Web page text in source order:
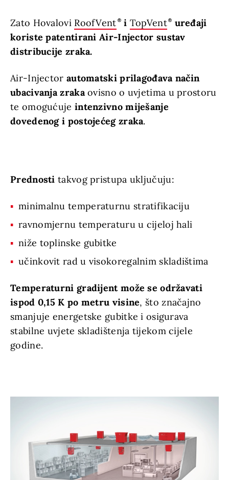
Zato Hovalovi RoofVent i TopVent
uređaji
koriste patentirani Air-Injector sustav
distribucije zraka.
Air-Injector automatski prilagođava način
ubacivanja zrakaovisno o uvjetima u prostoru
te omogućuje intenzivno miješanje
dovedenog i postojećeg zraka.
Prednosti takvog pristupa uključuju:
minimalnu temperaturnu stratifikaciju
ravnomjernu temperaturu u cijeloj hali
niže toplinske gubitke
učinkovit rad u visokoregalnim skladištima
Temperaturni gradijent može se održavati
ispod 0,15 K po metru visine, što značajno
smanjuje energetske gubitke i osigurava
stabilne uvjete skladištenja tijekom cijele
godine.